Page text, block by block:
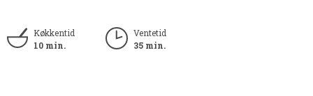
Køkkentid
10 min.
Ventetid
35 min.